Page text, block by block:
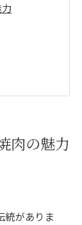
ポイント
焼肉体験
ュー
法
肉の魅力
統がありま